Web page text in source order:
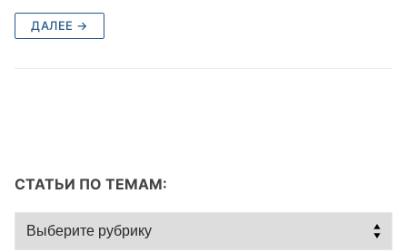
ДАЛЕЕ →
СТАТЬИ ПО ТЕМАМ:
Статьи
по